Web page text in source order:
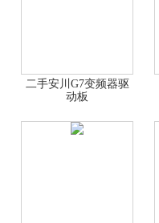
二手安川G7变频器驱
动板